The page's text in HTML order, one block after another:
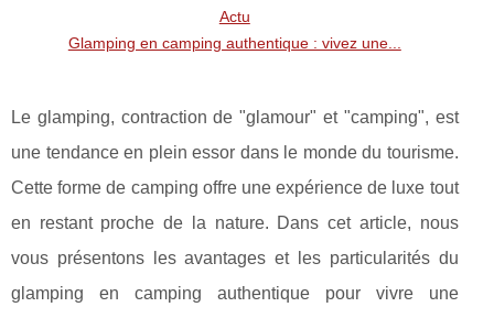
Actu
Glamping en camping authentique : vivez une...
Le glamping, contraction de "glamour" et "camping", est
une tendance en plein essor dans le monde du tourisme.
Cette forme de camping offre une expérience de luxe tout
en restant proche de la nature. Dans cet article, nous
vous présentons les avantages et les particularités du
glamping en camping authentique pour vivre une